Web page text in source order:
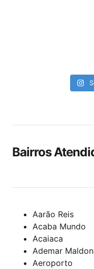
Bairros
Aarão Reis
Acaba Mundo
Acaiaca
Ademar
Aeroporto